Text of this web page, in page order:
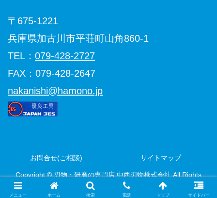
〒675-1221
兵庫県加古川市平荘町山角860-1
TEL： 079-428-2727
FAX：079-428-2647
nakanishi@hamono.jp
お問合せ(ご相談) サイトマップ
Copyright ©刃物・研磨の専門店 中西刃物株式会社All Rights
Reserved.
メニュー ホーム 検索 電話 トップ サイドバー